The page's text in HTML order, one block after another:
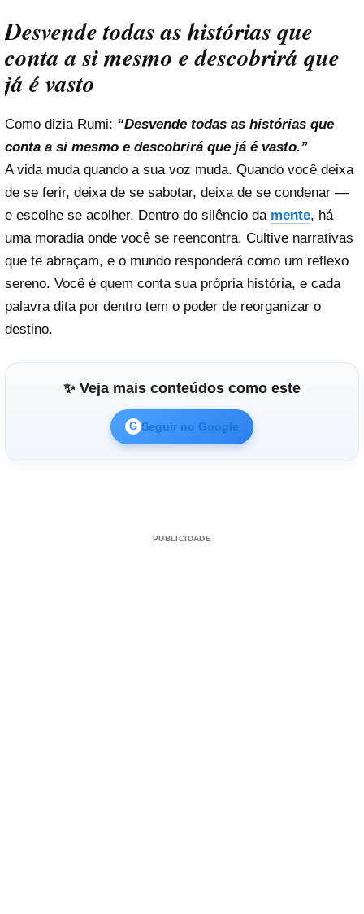
Desvende todas as histórias que
conta a si mesmo e descobrirá que
já é vasto
Como dizia Rumi: “Desvende todas as histórias que
conta a si mesmo e descobrirá que já é vasto.”
A vida muda quando a sua voz muda. Quando você deixa
de se ferir, deixa de se sabotar, deixa de se condenar —
e escolhe se acolher. Dentro do silêncio da mente, há
uma moradia onde você se reencontra. Cultive narrativas
que te abraçam, e o mundo responderá como um reflexo
sereno. Você é quem conta sua própria história, e cada
palavra dita por dentro tem o poder de reorganizar o
destino.
✨ Veja mais conteúdos como este
G Seguir no Google
PUBLICIDADE